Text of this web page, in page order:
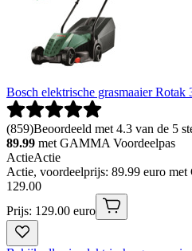
Bosch elektrische grasmaaier
(859)Beoordeeld met 4.3 van de 5
89.99 met GAMMA Voordeelpas
ActieActie
Actie, voordeelprijs: 89.99 euro
129.00
Prijs: 129.00 euro